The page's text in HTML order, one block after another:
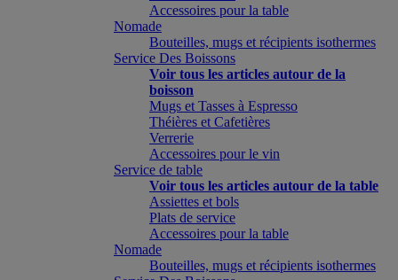
Accessoires pour la table
Nomade
Bouteilles, mugs et récipients isothermes
Service Des Boissons
Voir tous les articles autour de la
boisson
Mugs et Tasses à Espresso
Théières et Cafetières
Verrerie
Accessoires pour le vin
Service de table
Voir tous les articles autour de la table
Assiettes et bols
Plats de service
Accessoires pour la table
Nomade
Bouteilles, mugs et récipients isothermes